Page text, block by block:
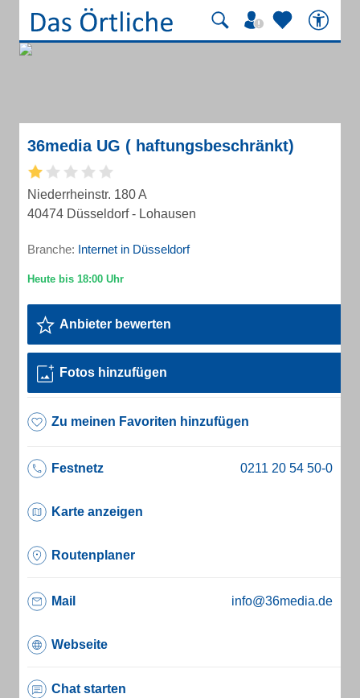
36media UG ( haftungsbeschränkt)
Niederrheinstr. 180 A
40474 Düsseldorf - Lohausen
Branche: Internet in Düsseldorf
Anbieter bewerten
Fotos hinzufügen
Zu meinen Favoriten hinzufügen
Festnetz
Karte anzeigen
Routenplaner
Mail info@36media.de
Webseite
Chat starten